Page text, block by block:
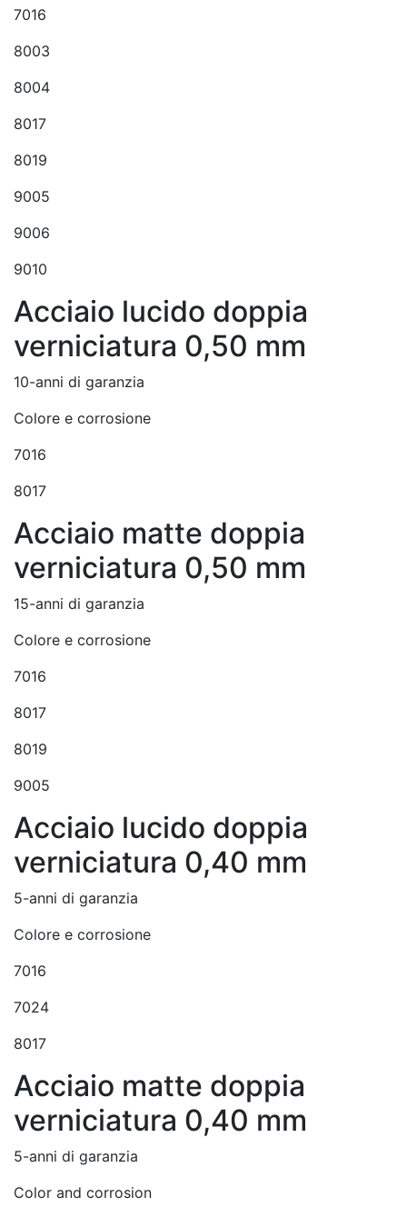
7016
8003
8004
8017
8019
9005
9006
9010
Acciaio lucido doppia
verniciatura 0,50 mm
10-anni di garanzia
Colore e corrosione
7016
8017
Acciaio matte doppia
verniciatura 0,50 mm
15-anni di garanzia
Colore e corrosione
7016
8017
8019
9005
Acciaio lucido doppia
verniciatura 0,40 mm
5-anni di garanzia
Colore e corrosione
7016
7024
8017
Acciaio matte doppia
verniciatura 0,40 mm
5-anni di garanzia
Color and corrosion